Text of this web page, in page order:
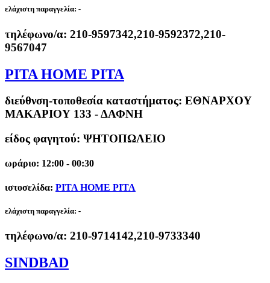
ελάχιστη παραγγελία: -
τηλέφωνο/α: 210-9597342,210-9592372,210-
9567047
PITA HOME PITA
διεύθνση-τοποθεσία καταστήματος: ΕΘΝΑΡΧΟΥ
ΜΑΚΑΡΙΟΥ 133 - ΔΑΦΝΗ
είδος φαγητού: ΨΗΤΟΠΩΛΕΙΟ
ωράριο: 12:00 - 00:30
ιστοσελίδα: PITA HOME PITA
ελάχιστη παραγγελία: -
τηλέφωνο/α: 210-9714142,210-9733340
SINDBAD